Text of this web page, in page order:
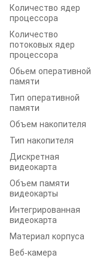
Количество ядер
процессора
Количество
потоковых ядер
процессора
Обьем оперативной
памяти
Тип оперативной
памяти
Объем накопителя
Тип накопителя
Дискретная
видеокарта
Объем памяти
видеокарты
Интегрированная
видеокарта
Материал корпуса
Веб-камера